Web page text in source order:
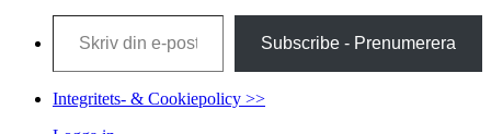
Skriv din e-post …
Subscribe - Prenumerera
Integritets- & Cookiepolicy >>